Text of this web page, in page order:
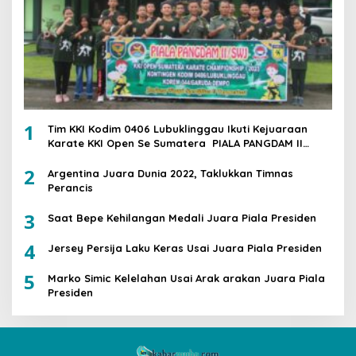
1
Tim KKI Kodim 0406 Lubuklinggau Ikuti Kejuaraan
Karate KKI Open Se Sumatera PIALA PANGDAM II
2
Argentina Juara Dunia 2022, Taklukkan Timnas
Perancis
3 Saat Bepe Kehilangan Medali Juara Piala Presiden
4 Jersey Persija Laku Keras Usai Juara Piala Presiden
5
Marko Simic Kelelahan Usai Arak arakan Juara Piala
Presiden